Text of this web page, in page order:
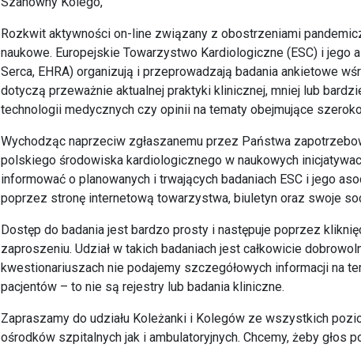
Rozkwit aktywności on-line związany z obostrzeniami
naukowe. Europejskie Towarzystwo Kardiologiczne (ESC) i jego
Serca, EHRA) organizują i przeprowadzają badania ankietowe
dotyczą przeważnie aktualnej praktyki klinicznej, mniej lub
technologii medycznych czy opinii na tematy obejmujące
Wychodząc naprzeciw zgłaszanemu przez Państwa
polskiego środowiska kardiologicznego w naukowych
informować o planowanych i trwających badaniach ESC i jego
poprzez stronę internetową towarzystwa, biuletyn oraz swoje
Dostęp do badania jest bardzo prosty i następuje poprzez
zaproszeniu. Udział w takich badaniach jest całkowicie
kwestionariuszach nie podajemy szczegółowych informacji na
pacjentów – to nie są rejestry lub badania kliniczne.
Zapraszamy do udziału Koleżanki i Kolegów ze wszystkich
ośrodków szpitalnych jak i ambulatoryjnych. Chcemy, żeby głos